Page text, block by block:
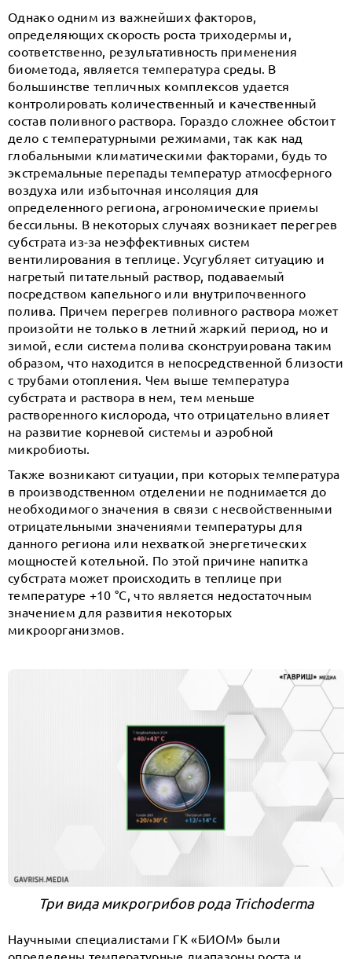
Однако одним из важнейших факторов,
определяющих скорость роста триходермы и,
соответственно, результативность применения
биометода, является температура среды. В
большинстве тепличных комплексов удается
контролировать количественный и качественный
состав поливного раствора. Гораздо сложнее обстоит
дело с температурными режимами, так как над
глобальными климатическими факторами, будь то
экстремальные перепады температур атмосферного
воздуха или избыточная инсоляция для
определенного региона, агрономические приемы
бессильны. В некоторых случаях возникает перегрев
субстрата из-за неэффективных систем
вентилирования в теплице. Усугубляет ситуацию и
нагретый питательный раствор, подаваемый
посредством капельного или внутрипочвенного
полива. Причем перегрев поливного раствора может
произойти не только в летний жаркий период, но и
зимой, если система полива сконструирована таким
образом, что находится в непосредственной близости
с трубами отопления. Чем выше температура
субстрата и раствора в нем, тем меньше
растворенного кислорода, что отрицательно влияет
на развитие корневой системы и аэробной
микробиоты.
Также возникают ситуации, при которых температура
в производственном отделении не поднимается до
необходимого значения в связи с несвойственными
отрицательными значениями температуры для
данного региона или нехваткой энергетических
мощностей котельной. По этой причине напитка
субстрата может происходить в теплице при
температуре +10 °С, что является недостаточным
значением для развития некоторых
микроорганизмов.
Три вида микрогрибов рода Trichoderma
Научными специалистами ГК «БИОМ» были